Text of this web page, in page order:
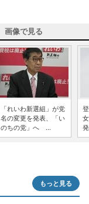
画像で見る
「れいわ新選組」が党
名の変更を発表、「い
のちの党」へ ...
もっと見る